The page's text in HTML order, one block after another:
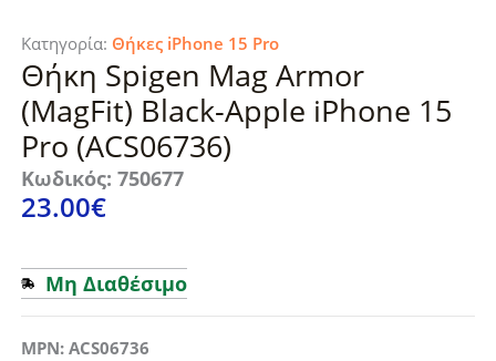
Κατηγορία: Θήκες iPhone 15 Pro
Θήκη Spigen Mag Armor
(MagFit) Black-Apple iPhone 15
Pro (ACS06736)
Κωδικός: 750677
23.00€
Μη Διαθέσιμο
MPN: ACS06736